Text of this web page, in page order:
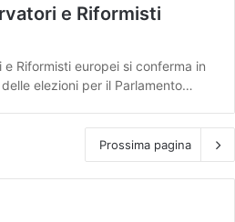
e Riformisti
Riformisti europei si conferma in
elezioni per il Parlamento…
Prossima pagina